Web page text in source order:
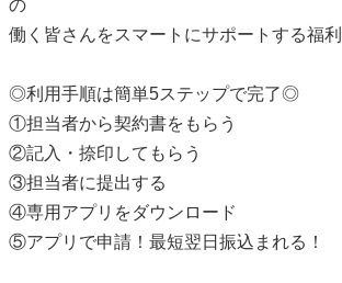
の
働く皆さんをスマートにサポートする福
◎利用手順は簡単5ステップで完了◎
①担当者から契約書をもらう
②記入・捺印してもらう
③担当者に提出する
④専用アプリをダウンロード
⑤アプリで申請！最短翌日振込まれる！